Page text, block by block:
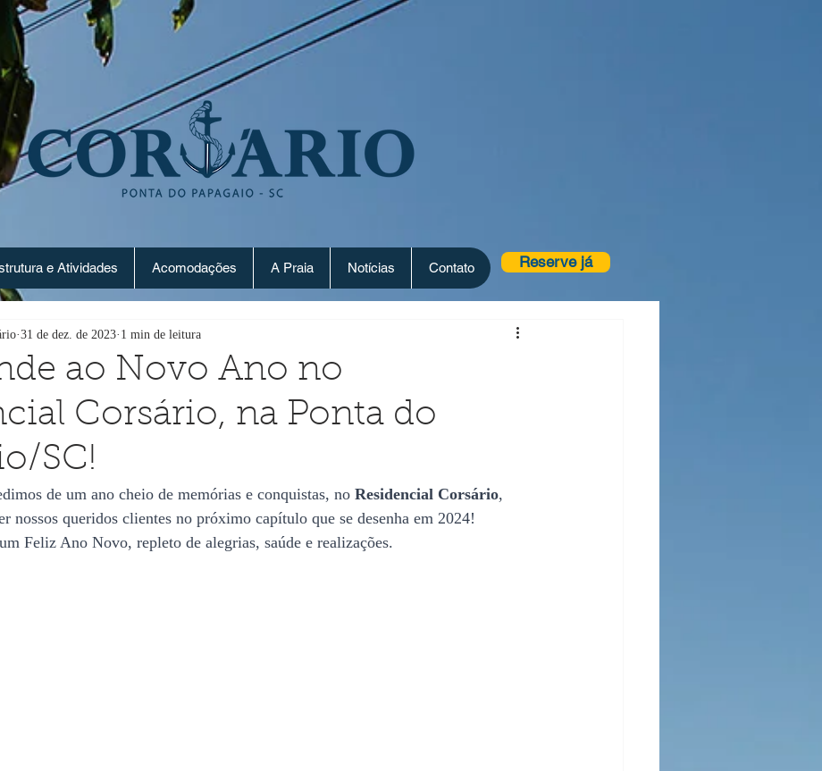
e Atividades Acomodações A Praia Notícias Contato Reserve já
ao Novo Ano no
Corsário, na Ponta do
SC!
31 de dez. de 2023 1 min de leitura
de um ano cheio de memórias e conquistas, no Residencial Corsário,
nossos queridos clientes no próximo capítulo que se desenha em 2024!
Feliz Ano Novo, repleto de alegrias, saúde e realizações.